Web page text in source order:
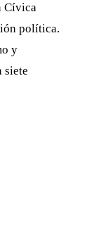
Cívica
política.
y
siete